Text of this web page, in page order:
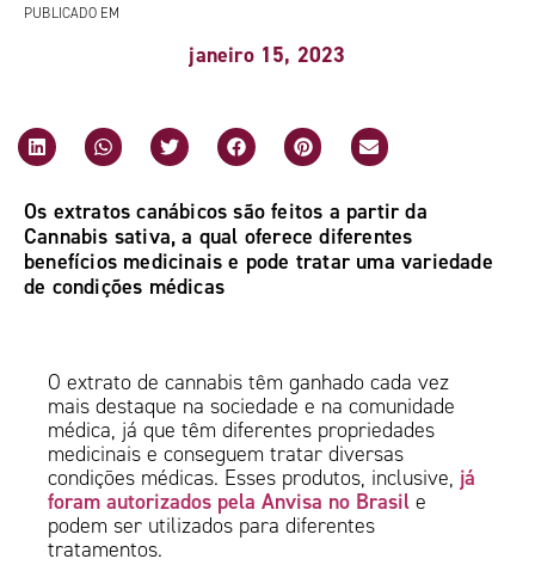
PUBLICADO EM
janeiro 15, 2023
Os extratos canábicos são feitos a partir da
Cannabis sativa, a qual oferece diferentes
benefícios medicinais e pode tratar uma variedade
de condições médicas
O extrato de cannabis têm ganhado cada vez
mais destaque na sociedade e na comunidade
médica, já que têm diferentes propriedades
medicinais e conseguem tratar diversas
condições médicas. Esses produtos, inclusive, já
foram autorizados pela Anvisa no Brasile
podem ser utilizados para diferentes
tratamentos.